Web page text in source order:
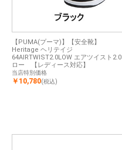
【PUMA(プーマ)】【安全靴】
Heritage ヘリテイジ
64AIRTWIST2.0LOW エアツイスト2.0
ロー 【レディース対応】
当店特別価格
￥10,780(税込)